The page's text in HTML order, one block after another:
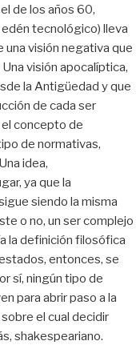
de los años 60,
tecnológico) lleva
una visión negativa que
visión apocalíptica,
la Antigüedad y que
de cada ser
concepto de
de normativas,
idea,
ya que la
siendo la misma
o no, un ser complejo
la definición filosófica
entonces, se
sí, ningún tipo de
para abrir paso a la
el cual decidir
shakespeariano.